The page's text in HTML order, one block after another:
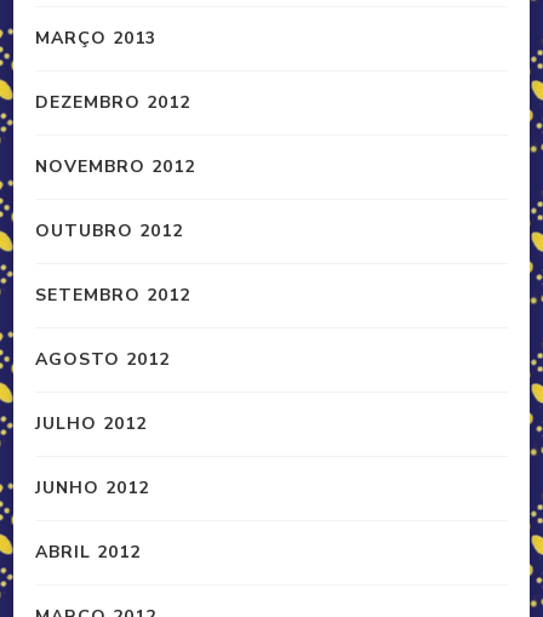
MARÇO 2013
DEZEMBRO 2012
NOVEMBRO 2012
OUTUBRO 2012
SETEMBRO 2012
AGOSTO 2012
JULHO 2012
JUNHO 2012
ABRIL 2012